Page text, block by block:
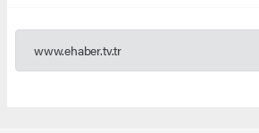
www.ehaber.tv.tr